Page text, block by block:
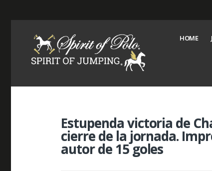
HOME
Estupenda victoria de
cierre de la jornada.
autor de 15 goles